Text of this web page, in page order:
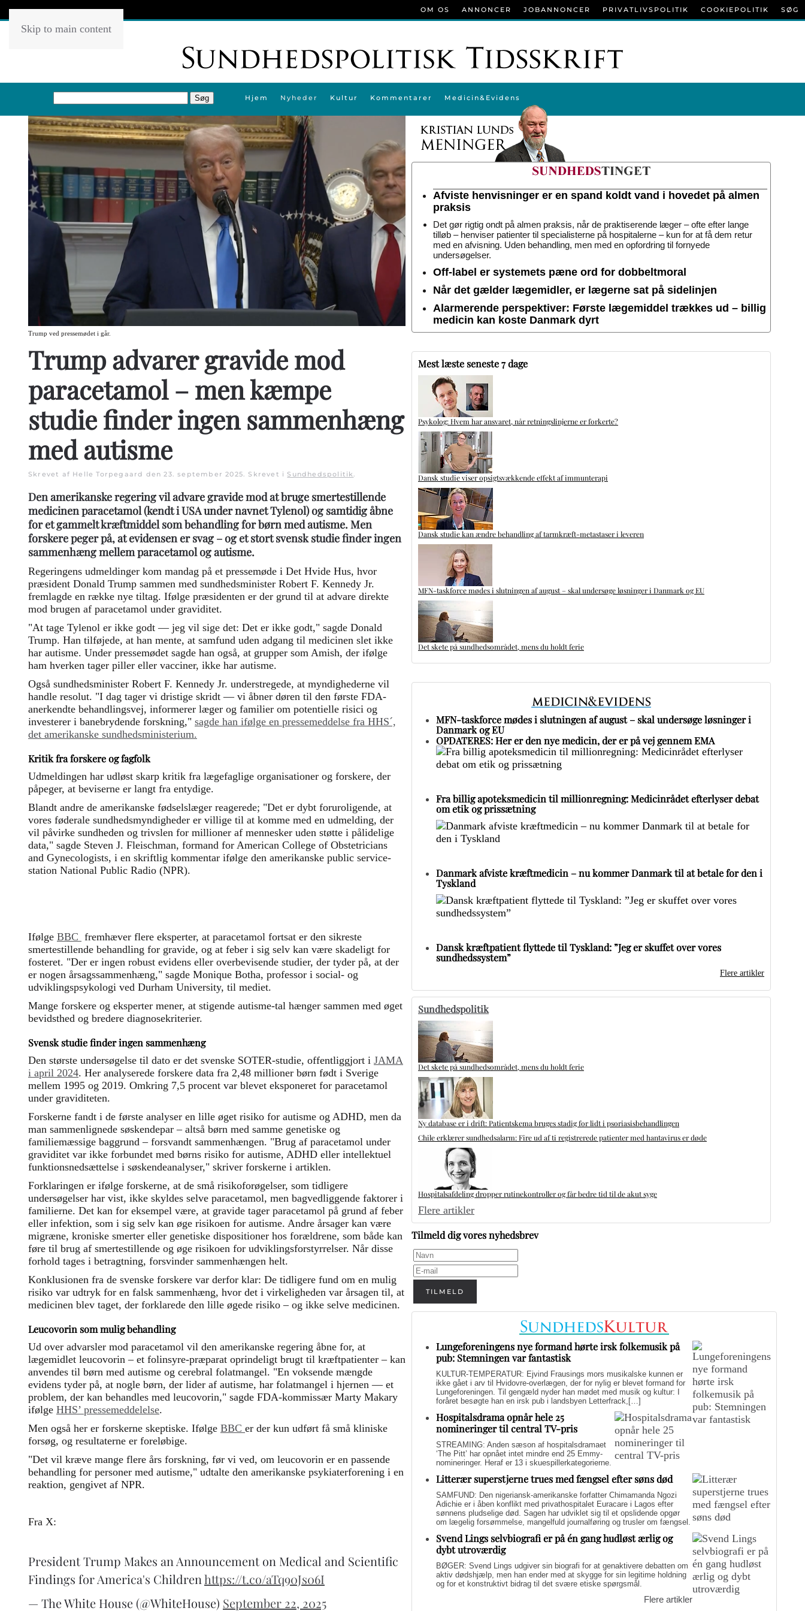
Skip to main content
Hjem Nyheder Kultur Kommentarer Medicin&Evidens
OM OS ANNONCER JOBANNONCER PRIVATLIVSPOLITIK COOKIEPOLITIK SØG
Trump ved pressemødet i går.
Trump advarer gravide mod
paracetamol – men kæmpe
studie finder ingen sammenhæng
med autisme
Skrevet af Helle Torpegaard den23. september 2025 . Skrevet i Sundhedspolitik
Den amerikanske regering vil advare gravide mod at bruge smertestillende
medicinen paracetamol (kendt i USA under navnet Tylenol) og samtidig åbne
for et gammelt kræftmiddel som behandling for børn med autisme. Men
forskere peger på, at evidensen er svag – og et stort svensk studie finder ingen
sammenhæng mellem paracetamol og autisme.
Regeringens udmeldinger kom mandag på et pressemøde i Det Hvide Hus, hvor
præsident Donald Trump sammen med sundhedsminister Robert F. Kennedy Jr.
fremlagde en række nye tiltag. Ifølge præsidenten er der grund til at advare direkte
mod brugen af paracetamol under graviditet.
"At tage Tylenol er ikke godt — jeg vil sige det: Det er ikke godt," sagde Donald
Trump. Han tilføjede, at han mente, at samfund uden adgang til medicinen slet ikke
har autisme. Under pressemødet sagde han også, at grupper som Amish, der ifølge
ham hverken tager piller eller vacciner, ikke har autisme.
Også sundhedsminister Robert F. Kennedy Jr. understregede, at myndighederne vil
handle resolut. "I dag tager vi dristige skridt — vi åbner døren til den første FDA-
anerkendte behandlingsvej, informerer læger og familier om potentielle risici og
investerer i banebrydende forskning," sagde han ifølge en pressemeddelse fra HHS´,
det amerikanske sundhedsministerium.
Kritik fra forskere og fagfolk
Udmeldingen har udløst skarp kritik fra lægefaglige organisationer og forskere, der
påpeger, at beviserne er langt fra entydige.
Blandt andre de amerikanske fødselslæger reagerede; "Det er dybt foruroligende, at
vores føderale sundhedsmyndigheder er villige til at komme med en udmelding, der
vil påvirke sundheden og trivslen for millioner af mennesker uden støtte i pålidelige
data," sagde Steven J. Fleischman, formand for American College of Obstetricians
and Gynecologists, i en skriftlig kommentar ifølge den amerikanske public service-
station National Public Radio (NPR).
Ifølge BBC fremhæver flere eksperter, at paracetamol fortsat er den sikreste
smertestillende behandling for gravide, og at feber i sig selv kan være skadeligt for
fosteret. "Der er ingen robust evidens eller overbevisende studier, der tyder på, at der
er nogen årsagssammenhæng," sagde Monique Botha, professor i social- og
udviklingspsykologi ved Durham University, til mediet.
Mange forskere og eksperter mener, at stigende autisme-tal hænger sammen med øget
bevidsthed og bredere diagnosekriterier.
Svensk studie finder ingen sammenhæng
Den største undersøgelse til dato er det svenske SOTER-studie, offentliggjort i JAMA
i april 2024. Her analyserede forskere data fra 2,48 millioner børn født i Sverige
mellem 1995 og 2019. Omkring 7,5 procent var blevet eksponeret for paracetamol
under graviditeten.
Forskerne fandt i de første analyser en lille øget risiko for autisme og ADHD, men da
man sammenlignede søskendepar – altså børn med samme genetiske og
familiemæssige baggrund – forsvandt sammenhængen. "Brug af paracetamol under
graviditet var ikke forbundet med børns risiko for autisme, ADHD eller intellektuel
funktionsnedsættelse i søskendeanalyser," skriver forskerne i artiklen.
Forklaringen er ifølge forskerne, at de små risikoforøgelser, som tidligere
undersøgelser har vist, ikke skyldes selve paracetamol, men bagvedliggende faktorer i
familierne. Det kan for eksempel være, at gravide tager paracetamol på grund af feber
eller infektion, som i sig selv kan øge risikoen for autisme. Andre årsager kan være
migræne, kroniske smerter eller genetiske dispositioner hos forældrene, som både kan
føre til brug af smertestillende og øge risikoen for udviklingsforstyrrelser. Når disse
forhold tages i betragtning, forsvinder sammenhængen helt.
Konklusionen fra de svenske forskere var derfor klar: De tidligere fund om en mulig
risiko var udtryk for en falsk sammenhæng, hvor det i virkeligheden var årsagen til, at
medicinen blev taget, der forklarede den lille øgede risiko – og ikke selve medicinen.
Leucovorin som mulig behandling
Ud over advarsler mod paracetamol vil den amerikanske regering åbne for, at
lægemidlet leucovorin – et folinsyre-præparat oprindeligt brugt til kræftpatienter – kan
anvendes til børn med autisme og cerebral folatmangel. "En voksende mængde
evidens tyder på, at nogle børn, der lider af autisme, har folatmangel i hjernen — et
problem, der kan behandles med leucovorin," sagde FDA-kommissær Marty Makary
ifølge HHS’ pressemeddelelse.
Men også her er forskerne skeptiske. Ifølge BBC er der kun udført få små kliniske
forsøg, og resultaterne er foreløbige.
"Det vil kræve mange flere års forskning, før vi ved, om leucovorin er en passende
behandling for personer med autisme," udtalte den amerikanske psykiaterforening i en
reaktion, gengivet af NPR.
Fra X:
President Trump Makes an Announcement on Medical and Scientific
Findings for America's Childrenhttps://t.co/aTq90Js06I
— The White House (@WhiteHouse) September 22, 2025
Afviste henvisninger er en spand koldt vand i hovedet på almen
praksis
Det gør rigtig ondt på almen praksis, når de praktiserende læger – ofte efter lange
tilløb – henviser patienter til specialisterne på hospitalerne – kun for at få dem retur
med en afvisning. Uden behandling, men med en opfordring til fornyede
undersøgelser.
Off-label er systemets pæne ord for dobbeltmoral
Når det gælder lægemidler, er lægerne sat på sidelinjen
Alarmerende perspektiver: Første lægemiddel trækkes ud – billig
medicin kan koste Danmark dyrt
Mest læste seneste 7 dage
Psykolog: Hvem har ansvaret, når retningslinjerne er forkerte?
Dansk studie viser opsigtsvækkende effekt af immunterapi
Dansk studie kan ændre behandling af tarmkræft-metastaser i leveren
MFN-taskforce mødes i slutningen af august – skal undersøge løsninger i Danmark og EU
Det skete på sundhedsområdet, mens du holdt ferie
MFN-taskforce mødes i slutningen af august – skal undersøge løsninger i
Danmark og EU
OPDATERES: Her er den nye medicin, der er på vej gennem EMA
Fra billig apoteksmedicin til millionregning: Medicinrådet efterlyser debat
om etik og prissætning
Danmark afviste kræftmedicin – nu kommer Danmark til at betale for den i
Tyskland
Dansk kræftpatient flyttede til Tyskland: ”Jeg er skuffet over vores
sundhedssystem”
Flere artikler
Sundhedspolitik
Det skete på sundhedsområdet, mens du holdt ferie
Ny database er i drift: Patientskema bruges stadig for lidt i psoriasisbehandlingen
Chile erklærer sundhedsalarm: Fire ud af ti registrerede patienter med hantavirus er døde
Hospitalsafdeling dropper rutinekontroller og får bedre tid til de akut syge
Flere artikler
Tilmeld dig vores nyhedsbrev
TILMELD
Lungeforeningens nye formand hørte irsk folkemusik på
pub: Stemningen var fantastisk
KULTUR-TEMPERATUR: Ejvind Frausings mors musikalske kunnen er
ikke gået i arv til Hvidovre-overlægen, der for nylig er blevet formand for
Lungeforeningen. Til gengæld nyder han mødet med musik og kultur: I
foråret besøgte han en irsk pub i landsbyen Letterfrack,[…]
Hospitalsdrama opnår hele 25
nomineringer til central TV-pris
STREAMING: Anden sæson af hospitalsdramaet
‘The Pitt’ har opnået intet mindre end 25 Emmy-
nomineringer. Heraf er 13 i skuespillerkategorierne.
Litterær superstjerne trues med fængsel efter søns død
SAMFUND: Den nigeriansk-amerikanske forfatter Chimamanda Ngozi
Adichie er i åben konflikt med privathospitalet Euracare i Lagos efter
sønnens pludselige død. Sagen har udviklet sig til et opslidende opgør
om lægelig forsømmelse, mangelfuld journalføring og trusler om fængsel.
Svend Lings selvbiografi er på én gang hudløst ærlig og
dybt utroværdig
BØGER: Svend Lings udgiver sin biografi for at genaktivere debatten om
aktiv dødshjælp, men han ender med at skygge for sin legitime holdning
og for et konstruktivt bidrag til det svære etiske spørgsmål.
Flere artikler